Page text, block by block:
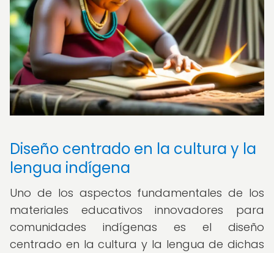
Diseño centrado en la cultura y la
lengua indígena
Uno de los aspectos fundamentales de los
materiales educativos innovadores para
comunidades indígenas es el diseño
centrado en la cultura y la lengua de dichas